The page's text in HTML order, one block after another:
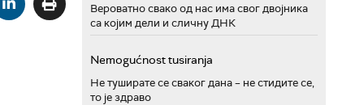
Вероватно свако од нас има свог двојника
са којим дели и сличну ДНК
Nemogućnost tusiranja
Не туширате се сваког дана – не стидите се,
то је здраво